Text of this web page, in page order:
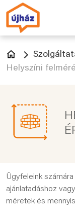
Helyszíni
Ügyfeleink
ajánlatadáshoz
méretek és